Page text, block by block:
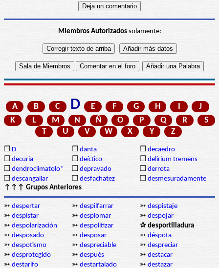
Miembros Autorizadossolamente:
A B C D E F G H I
J
K
L M N Ñ O P Q R
S
T
U V W X Y Z
❒ D ❒ danta ❒ decaedro
❒ decuria ❒ deíctico ❒ delirium tremens
❒ dendroclimatolo* ❒ depravado ❒ derrota
❒ descangallar ❒ desfachatez ❒ desmesuradamente
↑↑↑ Grupos Anteriores
➳ despertar ➳ despilfarrar ➳ despistaje
➳ despistar ➳ desplomar ➳ despojar
➳ despolarización ➳ despolitizar
✰ desportilladura
➳ desposado ➳ desposar ➳ déspota
➳ despotismo ➳ despreciable ➳ despreciar
➳ desprotegido ➳ después ➳ destacar
➳ destarifo ➳ destartalado ➳ destazar